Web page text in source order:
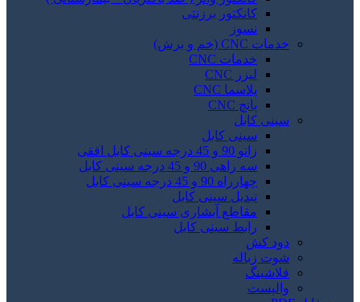
کانکتور برزنتی
نسوز
خدمات CNC (خم و برش)
خدمات CNC
لیزر CNC
پلاسما CNC
پانچ CNC
سینی کابل
سینی کابل
زانو 90 و 45 درجه سینی کابل افقی
سه راهی 90 و 45 درجه سینی کابل
چهارراه 90 و 45 درجه سینی کابل
تبدیل سینی کابل
مقاطع آبشاری سینی کابل
رابط سینی کابل
دود کش
شوت زباله
فلاشینگ
والپست